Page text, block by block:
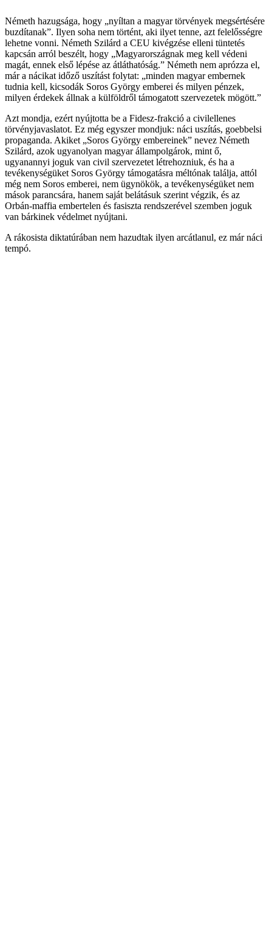
Németh hazugsága, hogy „nyíltan a magyar törvények megsértésére
buzdítanak”. Ilyen soha nem történt, aki ilyet tenne, azt felelősségre
lehetne vonni. Németh Szilárd a CEU kivégzése elleni tüntetés
kapcsán arról beszélt, hogy „Magyarországnak meg kell védeni
magát, ennek első lépése az átláthatóság.” Németh nem aprózza el,
már a nácikat időző uszítást folytat: „minden magyar embernek
tudnia kell, kicsodák Soros György emberei és milyen pénzek,
milyen érdekek állnak a külföldről támogatott szervezetek mögött.”
Azt mondja, ezért nyújtotta be a Fidesz-frakció a civilellenes
törvényjavaslatot. Ez még egyszer mondjuk: náci uszítás, goebbelsi
propaganda. Akiket „Soros György embereinek” nevez Németh
Szilárd, azok ugyanolyan magyar állampolgárok, mint ő,
ugyanannyi joguk van civil szervezetet létrehozniuk, és ha a
tevékenységüket Soros György támogatásra méltónak találja, attól
még nem Soros emberei, nem ügynökök, a tevékenységüket nem
mások parancsára, hanem saját belátásuk szerint végzik, és az
Orbán-maffia embertelen és fasiszta rendszerével szemben joguk
van bárkinek védelmet nyújtani.
A rákosista diktatúrában nem hazudtak ilyen arcátlanul, ez már náci
tempó.